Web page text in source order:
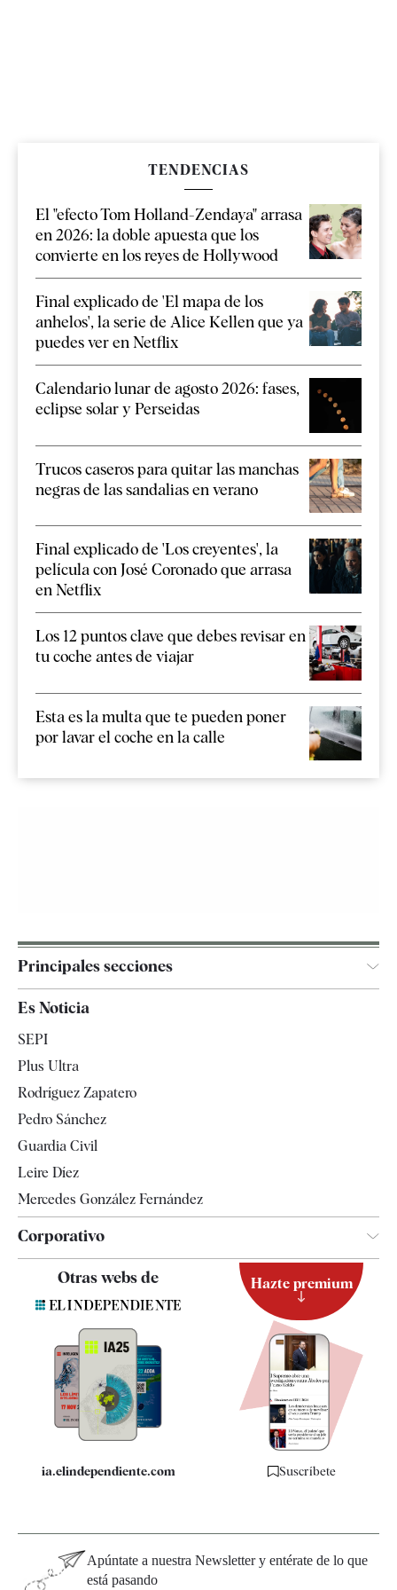
TENDENCIAS
El "efecto Tom Holland-Zendaya" arrasa
en 2026: la doble apuesta que los
convierte en los reyes de Hollywood
Final explicado de 'El mapa de los
anhelos', la serie de Alice Kellen que ya
puedes ver en Netflix
Calendario lunar de agosto 2026: fases,
eclipse solar y Perseidas
Trucos caseros para quitar las manchas
negras de las sandalias en verano
Final explicado de 'Los creyentes', la
película con José Coronado que arrasa
en Netflix
Los 12 puntos clave que debes revisar en
tu coche antes de viajar
Esta es la multa que te pueden poner
por lavar el coche en la calle
Principales secciones
España
Televisión
Es Noticia
SEPI
Plus Ultra
Rodríguez Zapatero
Pedro Sánchez
Guardia Civil
Leire Díez
Mercedes González Fernández
Corporativo
Contacto
Quiénes somos
Especificaciones
Otras webs de
ia.elindependiente.com
Hazte premium
Suscríbete
Apúntate a nuestra Newsletter y entérate de lo que
está pasando